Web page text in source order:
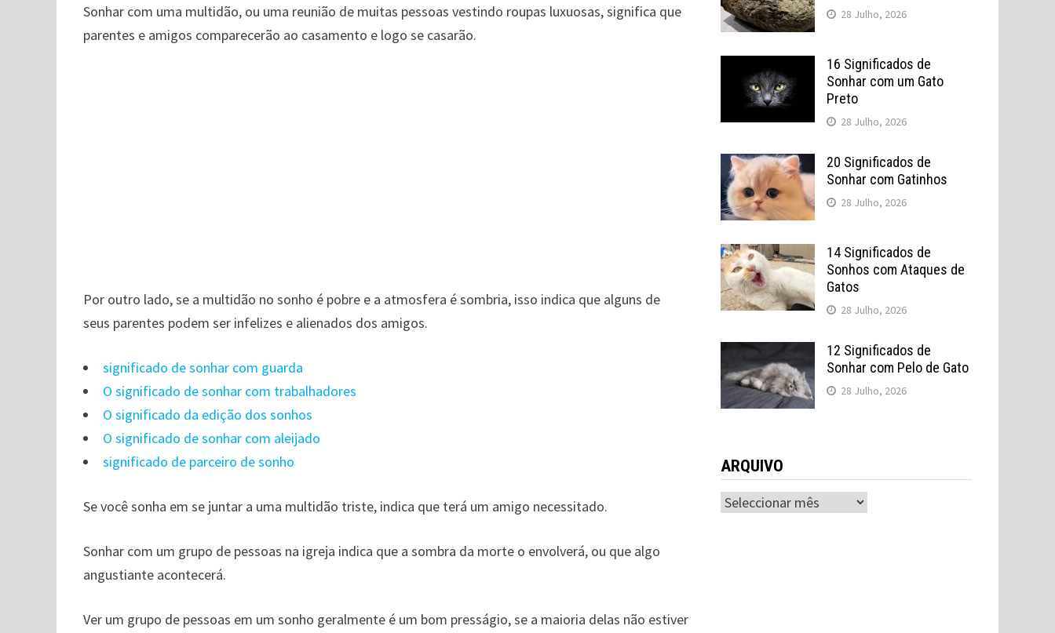
Sonhar com uma multidão, ou uma reunião de muitas pessoas vestindo roupas luxuosas, significa que
parentes e amigos comparecerão ao casamento e logo se casarão.
Por outro lado, se a multidão no sonho é pobre e a atmosfera é sombria, isso indica que alguns de
seus parentes podem ser infelizes e alienados dos amigos.
significado de sonhar com guarda
O significado de sonhar com trabalhadores
O significado da edição dos sonhos
O significado de sonhar com aleijado
significado de parceiro de sonho
Se você sonha em se juntar a uma multidão triste, indica que terá um amigo necessitado.
Sonhar com um grupo de pessoas na igreja indica que a sombra da morte o envolverá, ou que algo
angustiante acontecerá.
Ver um grupo de pessoas em um sonho geralmente é um bom presságio, se a maioria delas não estiver
28 Julho, 2026
16 Significados de
Sonhar com um Gato
Preto
28 Julho, 2026
20 Significados de
Sonhar com Gatinhos
28 Julho, 2026
14 Significados de
Sonhos com Ataques de
Gatos
28 Julho, 2026
12 Significados de
Sonhar com Pelo de Gato
28 Julho, 2026
ARQUIVO
ARQUIVO